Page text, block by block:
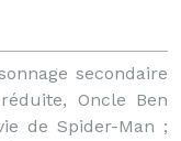
secondaire
Oncle Ben
de Spider-Man ;